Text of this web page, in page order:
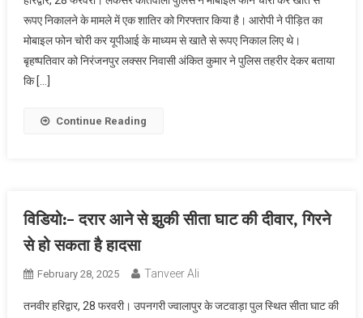
रूपए निकालने के मामले में एक शातिर को गिरफ्तार किया है। आरोपी ने पीड़ित का
मोबाइल फोन चोरी कर यूपीआई के माध्यम से खातेे से रूपए निकाल लिए थे।
बृहष्पतिवार को निरंजनपुर लक्सर निवासी अंकित कुमार ने पुलिस तहरीर देकर बताया
कि […]
Continue Reading
विडियो:- दरार आने से झुकी सीता घाट की दीवार, गिरने
से हो सकता है हादसा
February 28, 2025 Tanveer Ali
तनवीर हरिद्वार, 28 फरवरी। उपनगरी ज्वालापुर के जटवाड़ा पुल स्थित सीता घाट की